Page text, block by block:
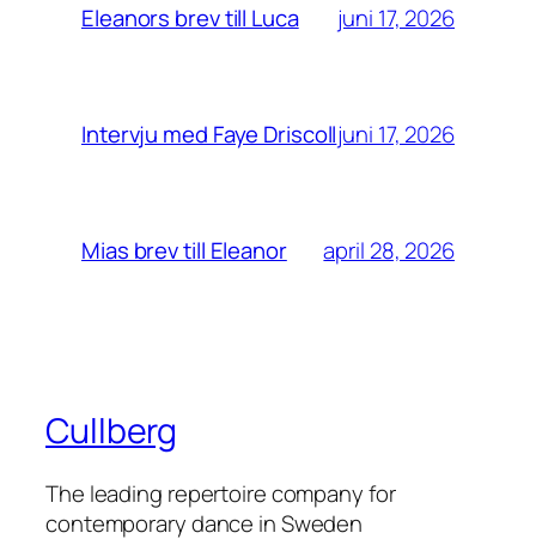
Eleanors brev till Luca juni 17, 2026
Intervju med Faye Driscolljuni 17, 2026
Mias brev till Eleanor april 28, 2026
Cullberg
The leading repertoire company for
contemporary dance in Sweden